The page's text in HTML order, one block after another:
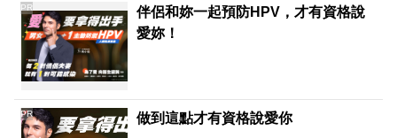
伴侶和妳一起預防HPV，才有資格說
愛妳！
PR
做到這點才有資格說愛你
PR